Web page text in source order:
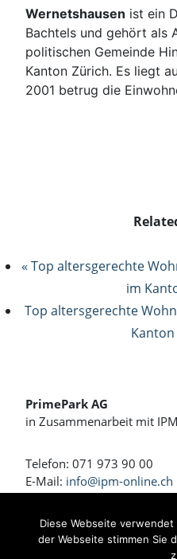
Wernetshausen ist ein
Bachtels und gehört als
politischen Gemeinde
Kanton Zürich. Es liegt
2001 betrug die
« Top altersgerechte
im
Top altersgerechte
PrimePark AG
in Zusammenarbeit mit
Telefon: 071 973 90 00
E-Mail: info@ipm-online.ch
Wohnen und Arbeiten
Bahnhofstrasse 4 + 4a
Diese Webseite
der Webseite stimmen Sie